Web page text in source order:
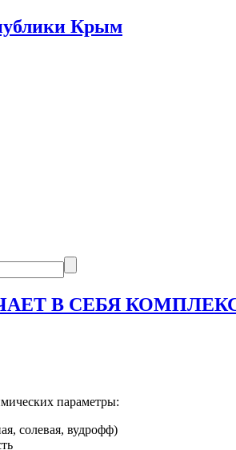
Крым
В СЕБЯ
параметры:
солевая, вудрофф)